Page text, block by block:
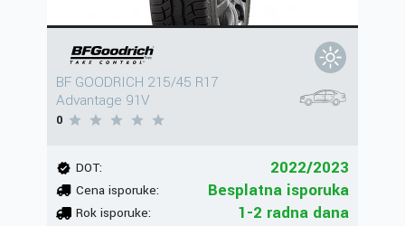
BF GOODRICH 215/45 R17
Advantage 91V
0
DOT: 2022/2023
Cena isporuke: Besplatna isporuka
Rok isporuke: 1-2 radna dana